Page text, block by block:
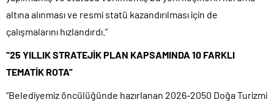
altına alınması ve resmi statü kazandırılması için de
çalışmalarını hızlandırdı.”
“25 YILLIK STRATEJİK PLAN KAPSAMINDA 10 FARKLI
TEMATİK ROTA”
“Belediyemiz öncülüğünde hazırlanan 2026-2050 Doğa Turizmi